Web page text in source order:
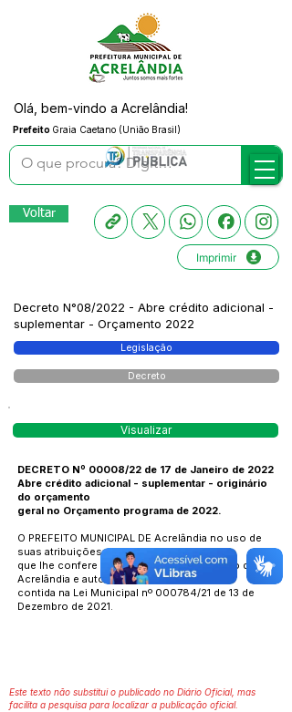
Prefeito Graia Caetano (União Brasil)
Olá, bem-vindo a Acrelândia!
Voltar
Imprimir
Decreto N°08/2022 - Abre crédito adicional -
suplementar - Orçamento 2022
Legislação
Decreto
Visualizar
DECRETO Nº 00008/22 de 17 de Janeiro de 2022
Abre crédito adicional - suplementar - originário
do orçamento
geral no Orçamento programa de 2022.
O PREFEITO MUNICIPAL DE Acrelândia no uso de
suas atribuições
que lhe confere a Lei Orgânica do Município de
Acrelândia e autorização
contida na Lei Municipal nº 000784/21 de 13 de
Dezembro de 2021.
Este texto não substitui o publicado no Diário Oficial, mas
facilita a pesquisa para localizar a publicação oficial.